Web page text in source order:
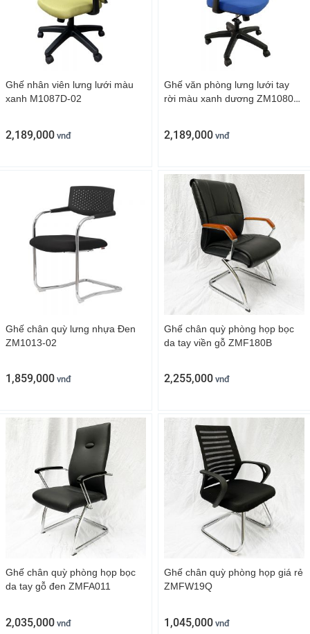
Ghế công thái học cao cấp Raina TPE
Chi tiết quy cách kích thước ghế công thái học Raina
Ghế nhân viên lưng lưới màu
xanh M1087D-02
2,189,000 vnđ
Ghế văn phòng lưng lưới tay
rời màu xanh dương ZM1080-
2,189,000 vnđ
Ghế chân quỳ lưng nhựa Đen
ZM1013-02
1,859,000 vnđ
Ghế chân quỳ phòng họp bọc
da tay viền gỗ ZMF180B
2,255,000 vnđ
Ghế chân quỳ phòng họp bọc
da tay gỗ đen ZMFA011
2,035,000 vnđ
Ghế chân quỳ phòng họp giá rẻ
ZMFW19Q
1,045,000 vnđ